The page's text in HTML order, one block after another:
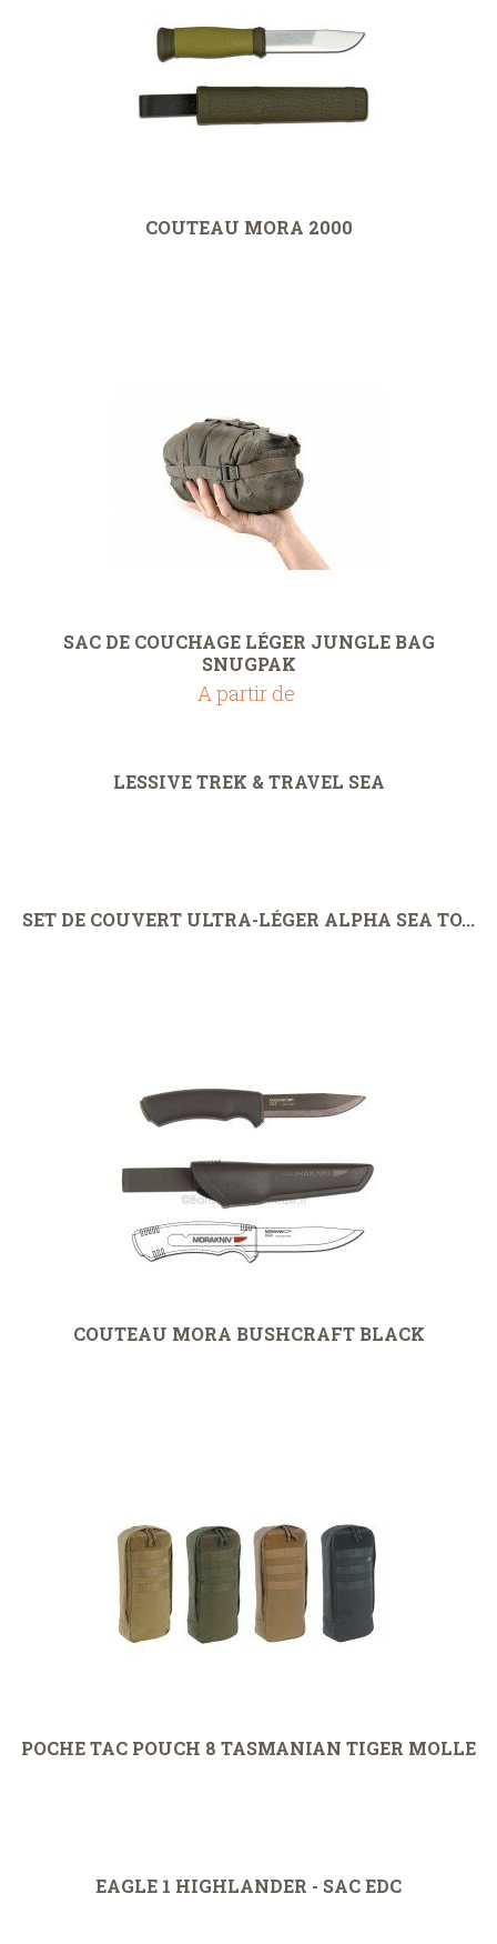
COUTEAU MORA 2000
SAC DE COUCHAGE LÉGER JUNGLE BAG
SNUGPAK
A partir de
LESSIVE TREK & TRAVEL SEA
SET DE COUVERT ULTRA-LÉGER ALPHA SEA TO...
COUTEAU MORA BUSHCRAFT BLACK
POCHE TAC POUCH 8 TASMANIAN TIGER MOLLE
EAGLE 1 HIGHLANDER - SAC EDC